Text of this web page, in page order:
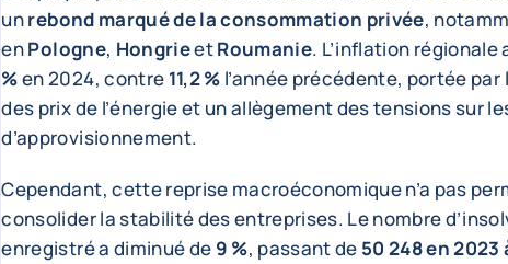
unrebond marqué de la consommation privée,
enPologne, HongrieetRoumanie. L’inflation régionale
%en 2024, contre 11,2 % l’année précédente, portée
des prix de l’énergie et un allègement des tensions sur
d’approvisionnement.
Cependant, cette reprise macroéconomique n’a pas
consolider la stabilité des entreprises. Le nombre
enregistré a diminué de 9 %, passant de 50 248 en 2023